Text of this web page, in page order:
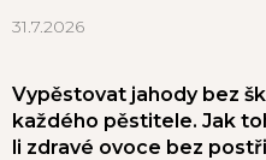
31.7.2026
Vypěstovat jahody bez
každého pěstitele. Jak
li zdravé ovoce bez